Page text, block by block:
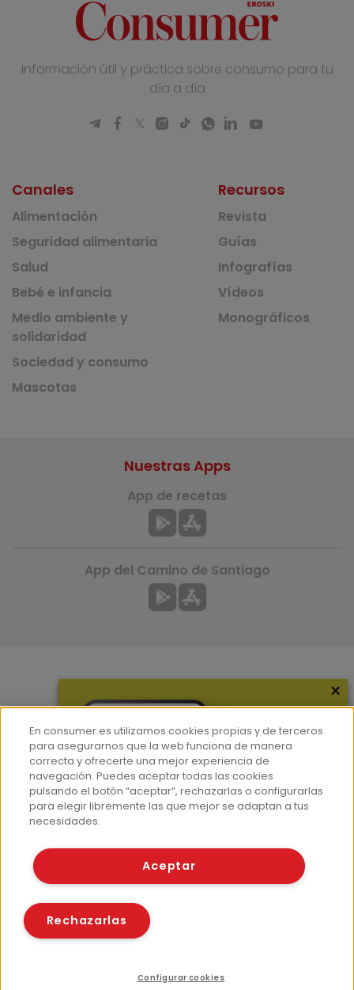
Información útil y práctica sobre consumo para tu
día a día
Canales
Alimentación
Seguridad alimentaria
Salud
Bebé e infancia
Medio ambiente y
solidaridad
Sociedad y consumo
Mascotas
Recursos
Revista
Guías
Infografías
Vídeos
Monográficos
Hemeroteca
Contacto
Prensa
Corpus Lingüístico Consumer
Nuestras Apps
App de recetas
App del Camino de Santiago
© Fundación EROSKI
Políticas de cookies
×
En consumer.es utilizamos cookies propias y de terceros
para asegurarnos que la web funciona de manera
correcta y ofrecerte una mejor experiencia de
navegación. Puedes aceptar todas las cookies
pulsando el botón “aceptar”, rechazarlas o configurarlas
para elegir libremente las que mejor se adaptan a tus
necesidades.
Aceptar
Rechazarlas
Configurar cookies